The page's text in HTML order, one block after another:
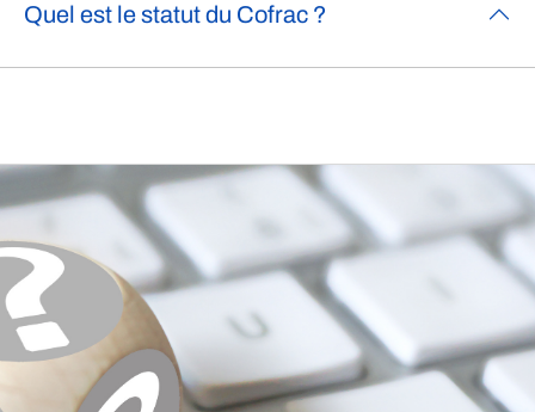
Quel est le statut du Cofrac ?